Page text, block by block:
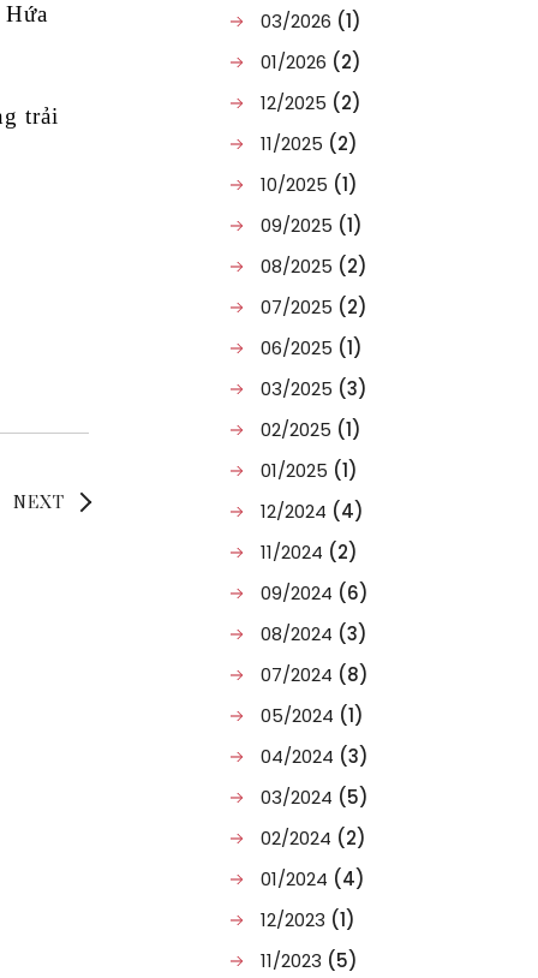
trải
NEXT
03/2026 (1)
01/2026 (2)
12/2025 (2)
11/2025 (2)
10/2025 (1)
09/2025 (1)
08/2025 (2)
07/2025 (2)
06/2025 (1)
03/2025 (3)
02/2025 (1)
01/2025 (1)
12/2024 (4)
11/2024 (2)
09/2024 (6)
08/2024 (3)
07/2024 (8)
05/2024 (1)
04/2024 (3)
03/2024 (5)
02/2024 (2)
01/2024 (4)
12/2023 (1)
11/2023 (5)